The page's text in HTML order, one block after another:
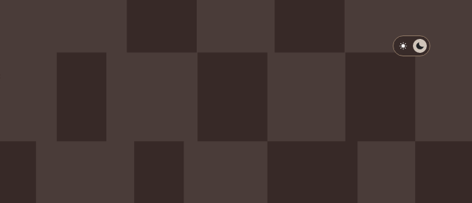
淺色模式
深色模式